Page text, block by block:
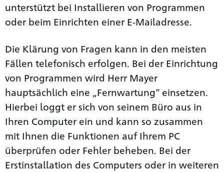
unterstützt bei Installieren von Programmen
oder beim Einrichten einer E-Mailadresse.
Die Klärung von Fragen kann in den meisten
Fällen telefonisch erfolgen. Bei der Einrichtung
von Programmen wird Herr Mayer
hauptsächlich eine „Fernwartung“ einsetzen.
Hierbei loggt er sich von seinem Büro aus in
Ihren Computer ein und kann so zusammen
mit Ihnen die Funktionen auf Ihrem PC
überprüfen oder Fehler beheben. Bei der
Erstinstallation des Computers oder in weiteren